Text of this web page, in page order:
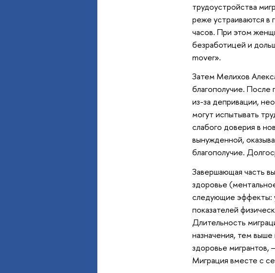
трудоустройства
реже устраиваются в
часов. При этом
безработицей и
mover».
Затем Мелихов
благополучие. После
из-за депривации,
могут испытывать
слабого доверия в
вынужденной,
благополучие.
Завершающая часть
здоровье
следующие эффекты:
показателей
Длительность
назначения, тем
здоровье мигрантов,
Миграция вместе с